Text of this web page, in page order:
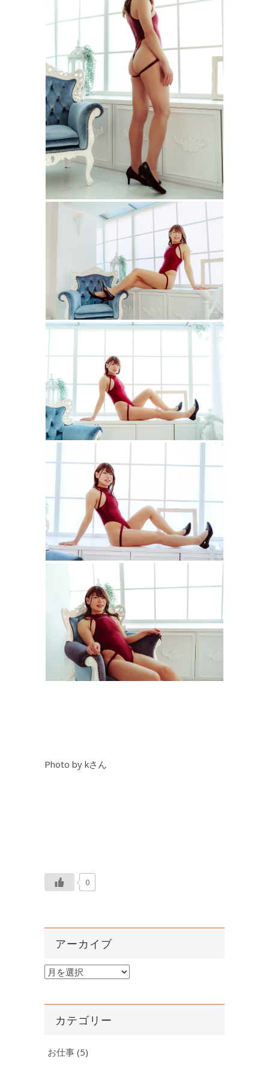
Photo by kさん
0
アーカイブ
ア
カ
カテゴリー
お仕事 (5)